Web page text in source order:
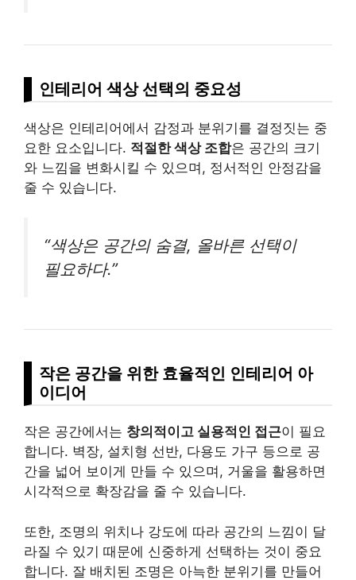
인테리어 색상 선택의 중요성
색상은 인테리어에서 감정과 분위기를 결정짓는 중
요한 요소입니다. 적절한 색상 조합은 공간의 크기
와 느낌을 변화시킬 수 있으며, 정서적인 안정감을
줄 수 있습니다.
“색상은 공간의 숨결, 올바른 선택이
필요하다.”
작은 공간을 위한 효율적인 인테리어 아
이디어
작은 공간에서는 창의적이고 실용적인 접근이 필요
합니다. 벽장, 설치 형 선반, 다용도 가구 등으로 공
간을 넓어 보이게 만들 수 있으며, 거울을 활용하면
시각적으로 확장감을 줄 수 있습니다.
또한, 조명의 위치나 강도에 따라 공간의 느낌이 달
라질 수 있기 때문에 신중하게 선택하는 것이 중요
합니다. 잘 배치된 조명은 아늑한 분위기를 만들어